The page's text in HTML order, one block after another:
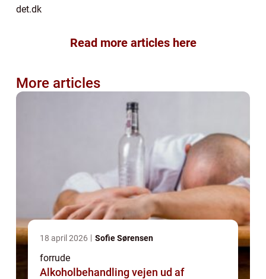
det.dk
Read more articles here
More articles
18 april 2026 Sofie Sørensen
forrude
Alkoholbehandling vejen ud af